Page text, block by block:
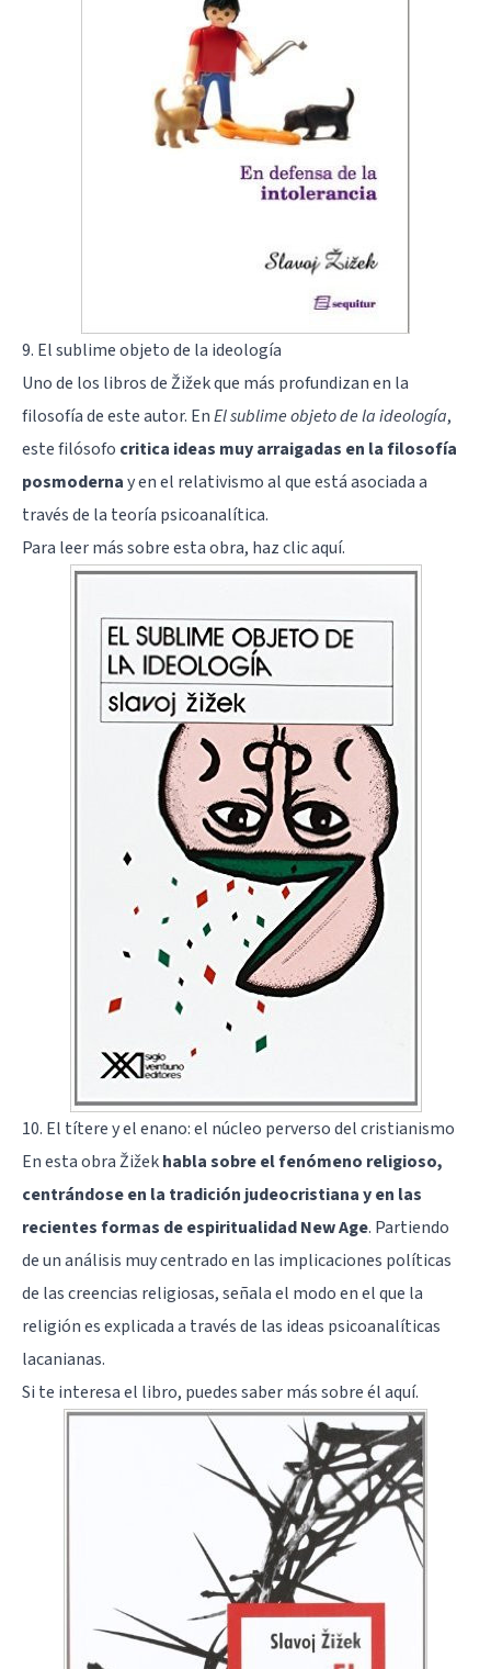
9. El sublime objeto de la ideología
Uno de los libros de Žižek que más profundizan en la
filosofía de este autor. EnEl sublime objeto de la ideología,
este filósofo critica ideas muy arraigadas en la filosofía
posmodernay en el relativismo al que está asociada a
través de la teoría psicoanalítica.
Para leer más sobre esta obra, hazclic aquí.
10. El títere y el enano: el núcleo perverso del cristianismo
En esta obra Žižekhabla sobre el fenómeno religioso,
centrándose en la tradición judeocristiana y en las
recientes formas de espiritualidad New Age. Partiendo
de un análisis muy centrado en las implicaciones políticas
de las creencias religiosas, señala el modo en el que la
religión es explicada a través de las ideas psicoanalíticas
lacanianas.
Si te interesa el libro, puedes saber más sobre élaquí.